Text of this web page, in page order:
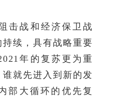
击战和经济保卫战
续，具有战略重要
年的复苏更为重
就先进入到新的发
部大循环的优先复